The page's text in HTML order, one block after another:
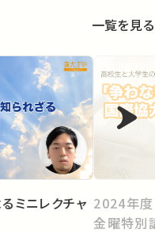
一覧を見る
ミニレクチャ 2024年度
金曜特別